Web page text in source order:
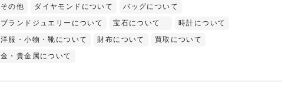
その他 ダイヤモンドについて
バッグについて
ブランドジュエリーについて
宝石について
時計について
洋服・小物・靴について
財布について
買取について
金・貴金属について